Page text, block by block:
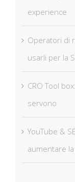
experience
Operatori di
usarli per la
CRO Tool
servono
YouTube &
aumentare